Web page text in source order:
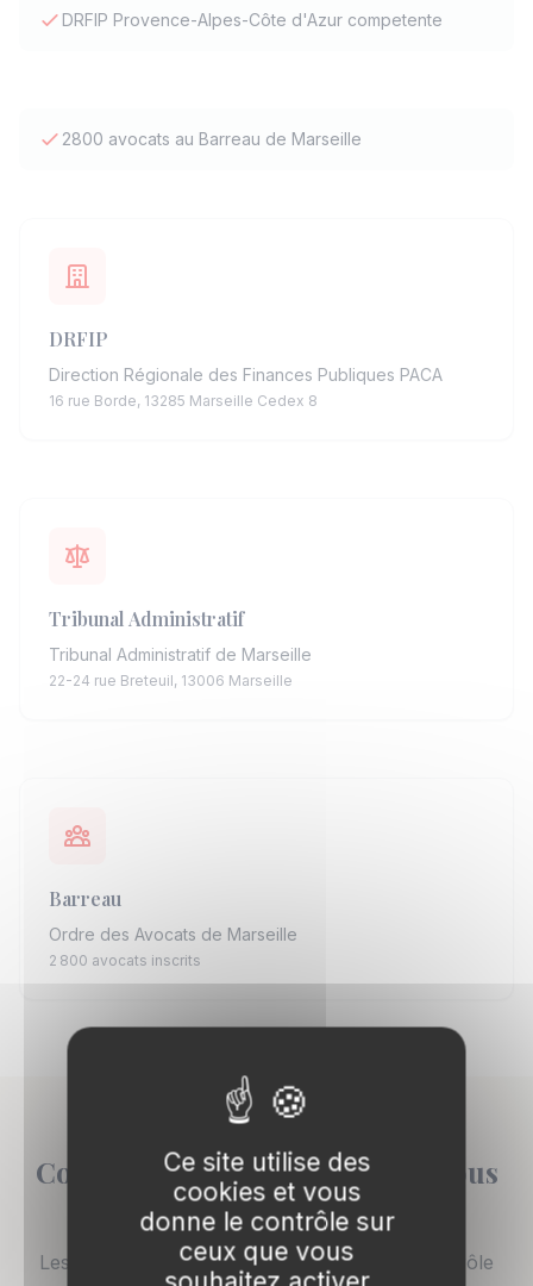
DRFIP Provence-Alpes-Côte d'Azur competente
2800 avocats au Barreau de Marseille
DRFIP
Direction Régionale des Finances Publiques PACA
16 rue Borde, 13285 Marseille Cedex 8
Tribunal Administratif
Tribunal Administratif de Marseille
22-24 rue Breteuil, 13006 Marseille
Barreau
Ordre des Avocats de Marseille
2 800 avocats inscrits
Comment un avocat fiscaliste vous
accompagne
Les etapes cles de l'accompagnement en contrôle
Ce site utilise des
cookies et vous
donne le contrôle sur
ceux que vous